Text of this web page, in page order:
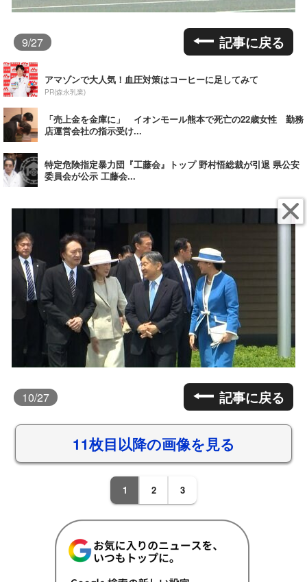
9/27 記事に戻る
アマゾンで大人気！血圧対策はコーヒーに足してみて
PR(森永乳業)
「売上金を金庫に」 イオンモール熊本で死亡の22歳女性 勤務
店運営会社の指示受け...
特定危険指定暴力団『工藤会』トップ 野村悟総裁が引退 県公安
委員会が公示 工藤会...
10/27 記事に戻る
11枚目以降の画像を見る
1 2 3